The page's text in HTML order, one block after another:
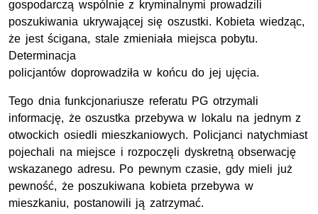
gospodarczą wspólnie z kryminalnymi prowadzili
poszukiwania ukrywającej się oszustki. Kobieta wiedząc,
że jest ścigana, stale zmieniała miejsca pobytu.
Determinacja
policjantów doprowadziła w końcu do jej ujęcia.
Tego dnia funkcjonariusze referatu PG otrzymali
informację, że oszustka przebywa w lokalu na jednym z
otwockich osiedli mieszkaniowych. Policjanci natychmiast
pojechali na miejsce i rozpoczęli dyskretną obserwację
wskazanego adresu. Po pewnym czasie, gdy mieli już
pewność, że poszukiwana kobieta przebywa w
mieszkaniu, postanowili ją zatrzymać.